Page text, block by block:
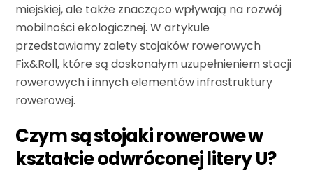
miejskiej, ale także znacząco wpływają na rozwój
mobilności ekologicznej. W artykule
przedstawiamy zalety stojaków rowerowych
Fix&Roll, które są doskonałym uzupełnieniem stacji
rowerowych i innych elementów infrastruktury
rowerowej.
Czym są stojaki rowerowe w
kształcie odwróconej litery U?